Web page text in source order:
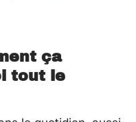
ça
tout le